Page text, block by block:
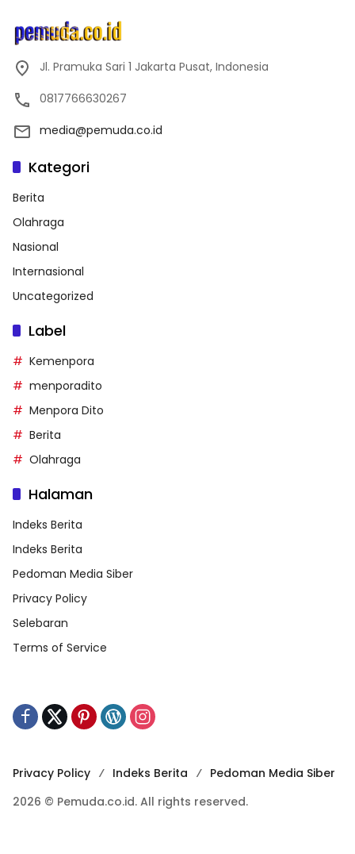
Jl. Pramuka Sari 1 Jakarta Pusat, Indonesia
0817766630267
media@pemuda.co.id
Kategori
Berita
Olahraga
Nasional
Internasional
Uncategorized
Label
Kemenpora
menporadito
Menpora Dito
Berita
Olahraga
Halaman
Indeks Berita
Indeks Berita
Pedoman Media Siber
Privacy Policy
Selebaran
Terms of Service
Privacy Policy Indeks Berita
Pedoman Media Siber
2026 © Pemuda.co.id. All rights reserved.